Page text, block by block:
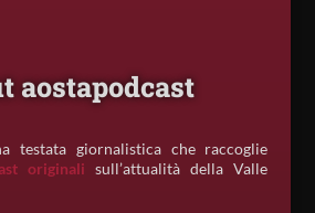
aostapodcast
testata giornalistica che raccoglie
originali sull’attualità della Valle